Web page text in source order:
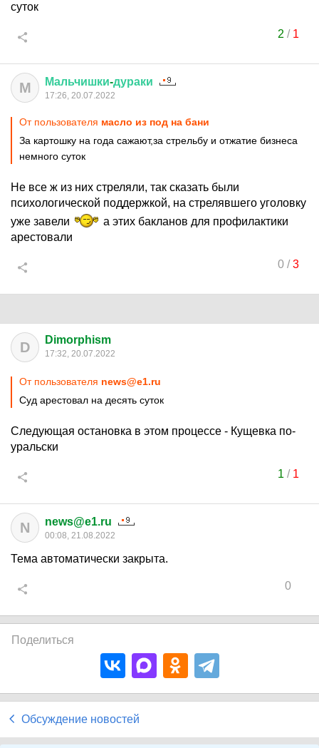
суток
2 / 1
М Мальчишки-дураки
17:26, 20.07.2022
От пользователя масло из под на бани
За картошку на года сажают,за стрельбу и отжатие бизнеса
немного суток
Не все ж из них стреляли, так сказать были
психологической поддержкой, на стрелявшего уголовку
уже завели
а этих бакланов для профилактики
арестовали
0/3
D Dimorphism
17:32, 20.07.2022
От пользователя news@e1.ru
Суд арестовал на десять суток
Следующая остановка в этом процессе - Кущевка по-
уральски
1 / 1
N news@e1.ru
00:08, 21.08.2022
Тема автоматически закрыта.
0
Поделиться
Обсуждение новостей